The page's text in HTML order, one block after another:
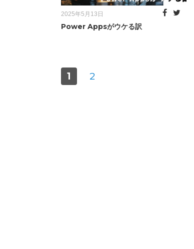
Posted
on
2025年5月13日
Power Appsがウケる訳
投
PAGE
1 PAGE
2